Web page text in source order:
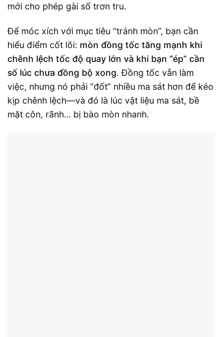
mới cho phép gài số trơn tru.
Để móc xích với mục tiêu “tránh mòn”, bạn cần
hiểu điểm cốt lõi: mòn đồng tốc tăng mạnh khi
chênh lệch tốc độ quay lớn và khi bạn “ép” cần
số lúc chưa đồng bộ xong. Đồng tốc vẫn làm
việc, nhưng nó phải “đốt” nhiều ma sát hơn để kéo
kịp chênh lệch—và đó là lúc vật liệu ma sát, bề
mặt côn, rãnh… bị bào mòn nhanh.